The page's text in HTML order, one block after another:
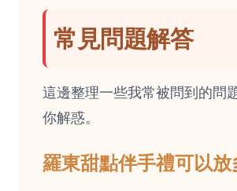
常見問題解答
這邊整理一些我常被問到的問
你解惑。
羅東甜點伴手禮可以放